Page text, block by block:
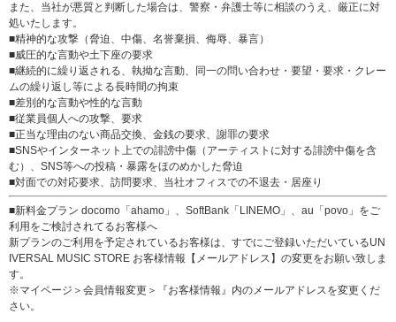
また、当社が悪質と判断した場合は、警察・弁護士等に相談のうえ、厳正に対
処いたします。
■精神的な攻撃（脅迫、中傷、名誉棄損、侮辱、暴言）
■威圧的な言動や土下座の要求
■継続的に繰り返される、執拗な言動、同一の問い合わせ・要望・要求・クレー
ムの繰り返し等による長時間の拘束
■差別的な言動や性的な言動
■従業員個人への攻撃、要求
■正当な理由のない商品交換、金銭の要求、謝罪の要求
■SNSやインターネット上での誹謗中傷（アーティストに対する誹謗中傷を含
む）、SNS等への投稿・暴露をほのめかした脅迫
■対面での対応要求、訪問要求、当社オフィスでの不退去・居座り
■新料金プラン docomo「ahamo」、SoftBank「LINEMO」、au「povo」をご
利用をご検討されてるお客様へ
新プランのご利用を予定されているお客様は、すでにご登録いただいているUN
IVERSAL MUSIC STORE お客様情報【メールアドレス】の変更をお願い致しま
す。
※マイページ＞会員情報変更＞『お客様情報』内のメールアドレスを変更くだ
さい。